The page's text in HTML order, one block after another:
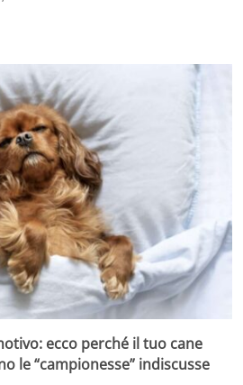
ecco perché il tuo cane
le “campionesse” indiscusse